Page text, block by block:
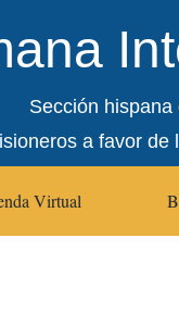
Sección hispana
a favor de
Virtual